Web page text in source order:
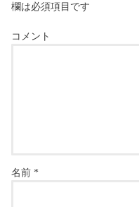
欄は必須項目です
コメント
名前 *